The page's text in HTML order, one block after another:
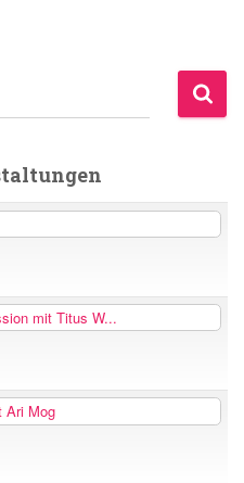
mit Titus W...
Ari Mog